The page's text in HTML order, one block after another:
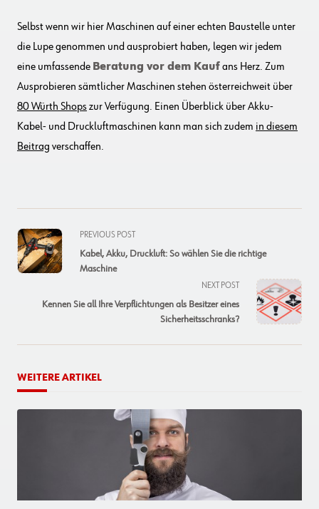
Selbst wenn wir hier Maschinen auf einer echten Baustelle unter
die Lupe genommen und ausprobiert haben, legen wir jedem
eine umfassende Beratung vor dem Kaufans Herz. Zum
Ausprobieren sämtlicher Maschinen stehen österreichweit über
80 Würth Shopszur Verfügung. Einen Überblick über Akku-
Kabel- und Druckluftmaschinen kann man sich zudem in diesem
Beitrag verschaffen.
<span
class="nav-
subtitle
reader-
PREVIOUS POST
Kabel, Akku, Druckluft: So wählen Sie die richtige
Maschine
NEXT POST
Kennen Sie all Ihre Verpflichtungen als Besitzer eines
Sicherheitsschranks?
WEITERE ARTIKEL